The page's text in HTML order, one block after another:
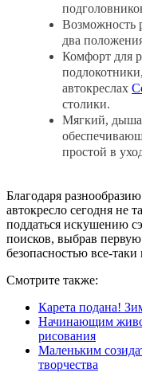
Возможность
два
Комфорт для
автокреслах
столики.
Мягкий,
простой в
Благодаря
автокресло сегодня не
поддаться искушению
поисков, выбрав
безопасностью все-таки
Смотрите также:
Карета подана!
Начинающим
рисования
Маленьким
творчества